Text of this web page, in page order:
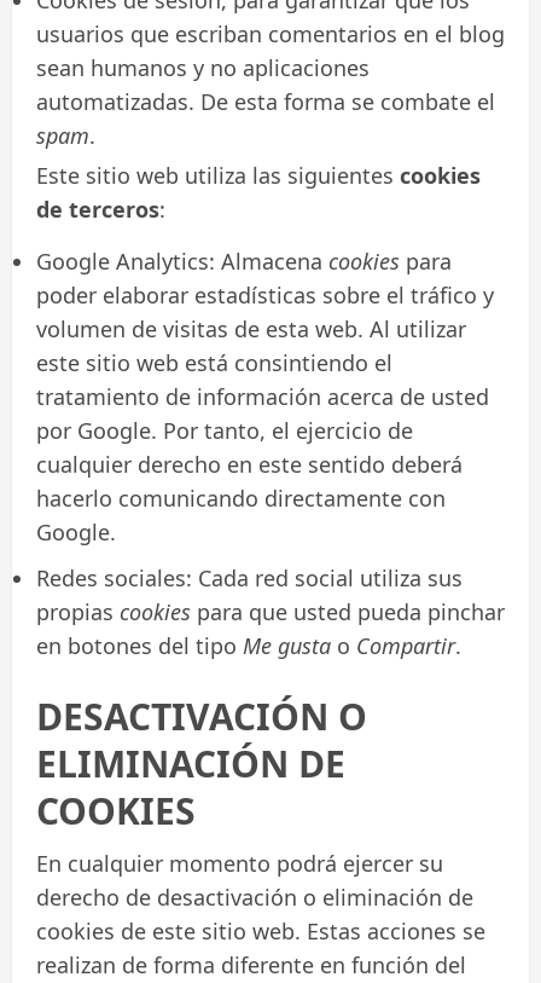
usuarios que escriban comentarios en el blog
sean humanos y no aplicaciones
automatizadas. De esta forma se combate el
spam.
Este sitio web utiliza las siguientes cookies
de terceros:
Google Analytics: Almacena cookies para
poder elaborar estadísticas sobre el tráfico y
volumen de visitas de esta web. Al utilizar
este sitio web está consintiendo el
tratamiento de información acerca de usted
por Google. Por tanto, el ejercicio de
cualquier derecho en este sentido deberá
hacerlo comunicando directamente con
Google.
Redes sociales: Cada red social utiliza sus
propias cookies para que usted pueda pinchar
en botones del tipo Me gusta o Compartir.
DESACTIVACIÓN O
ELIMINACIÓN DE
COOKIES
En cualquier momento podrá ejercer su
derecho de desactivación o eliminación de
cookies de este sitio web. Estas acciones se
realizan de forma diferente en función del